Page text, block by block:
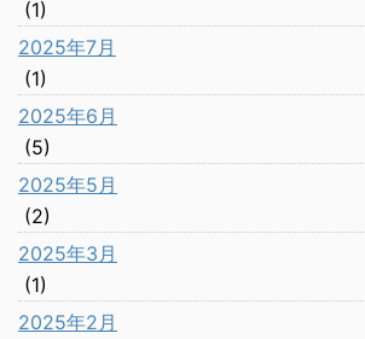
(1)
2025年7月
(1)
2025年6月
(5)
2025年5月
(2)
2025年3月
(1)
2025年2月